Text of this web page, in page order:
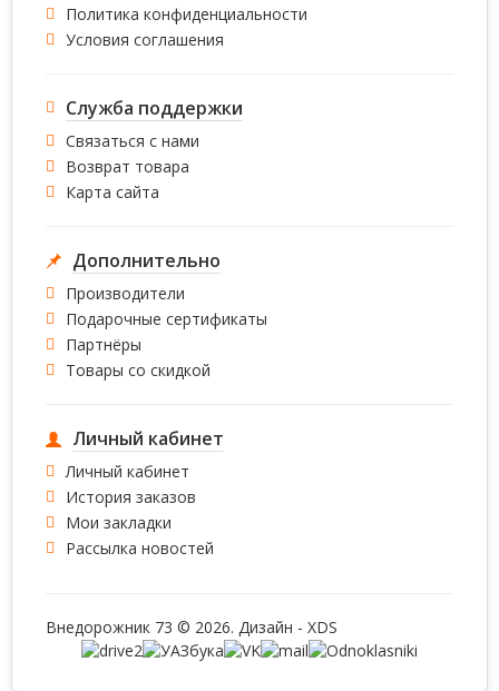
Политика конфиденциальности
Условия соглашения
Служба поддержки
Связаться с нами
Возврат товара
Карта сайта
Дополнительно
Производители
Подарочные сертификаты
Партнёры
Товары со скидкой
Личный кабинет
Личный кабинет
История заказов
Мои закладки
Рассылка новостей
Внедорожник 73 © 2026. Дизайн - XDS